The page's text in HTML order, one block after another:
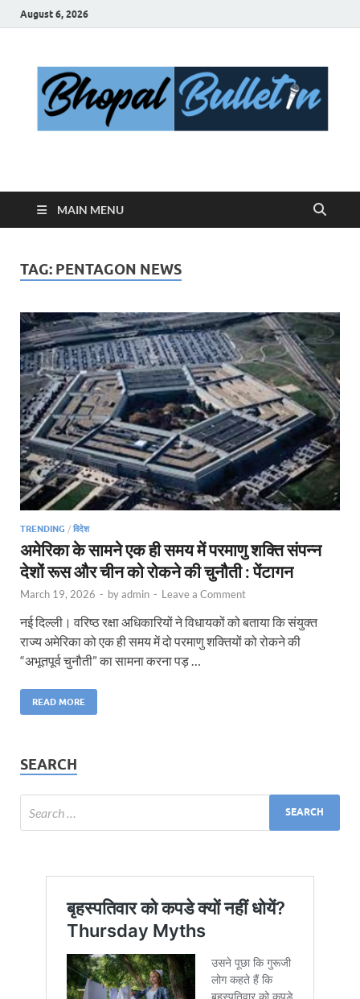
August 6, 2026
Bhopal Bulletin
MAIN MENU
TAG: PENTAGON NEWS
TRENDING / विदेश
अमेरिका के सामने एक ही समय में परमाणु शक्ति संपन्न
देशों रूस और चीन को रोकने की चुनौती : पेंटागन
March 19, 2026 - byadmin - Leave a Comment
नई दिल्ली। वरिष्ठ रक्षा अधिकारियों ने विधायकों को बताया कि संयुक्त
राज्य अमेरिका को एक ही समय में दो परमाणु शक्तियों को रोकने की
“अभूतपूर्व चुनौती” का सामना करना पड़ …
READ MORE
SEARCH